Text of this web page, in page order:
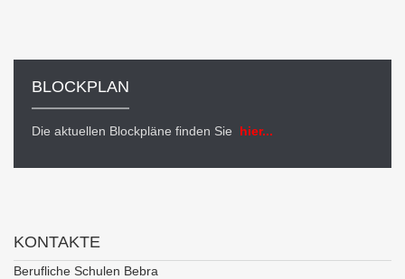
BLOCKPLAN
Die aktuellen Blockpläne finden Sie hier...
KONTAKTE
Berufliche Schulen Bebra